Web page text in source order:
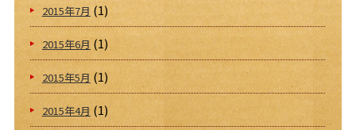
2015年7月 (1)
2015年6月 (1)
2015年5月(1)
2015年4月 (1)